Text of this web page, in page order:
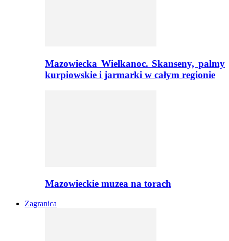
Mazowiecka Wielkanoc. Skanseny, palmy
kurpiowskie i jarmarki w całym regionie
Mazowieckie muzea na torach
Zagranica